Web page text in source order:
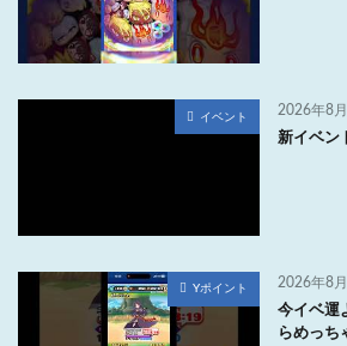
イベント 2026年8
新イベン
Yポイント 2026年8
今イベ運
らめっち